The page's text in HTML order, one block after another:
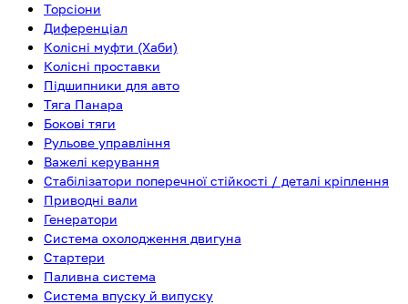
Торсіони
Диференціал
Колісні муфти (Хаби)
Колісні проставки
Підшипники для авто
Тяга Панара
Бокові тяги
Рульове управління
Важелі керування
Стабілізатори поперечної стійкості / деталі кріплення
Приводні вали
Генератори
Система охолодження двигуна
Стартери
Паливна система
Система впуску й випуску